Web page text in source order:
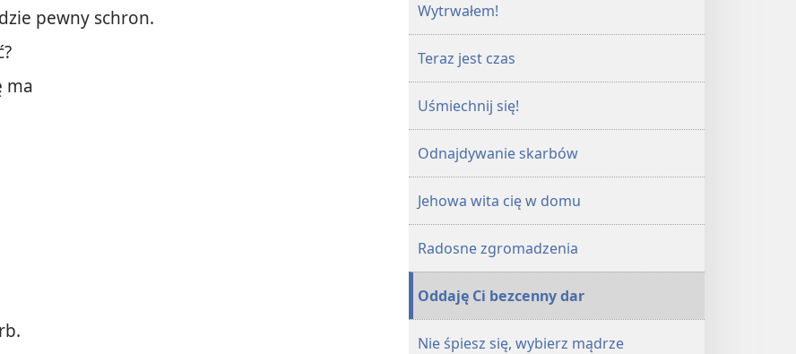
pewny schron.
ma
Wytrwałem!
Teraz jest czas
Uśmiechnij się!
Odnajdywanie skarbów
Jehowa wita cię w domu
Radosne zgromadzenia
Oddaję Ci bezcenny dar
Nie śpiesz się, wybierz mądrze